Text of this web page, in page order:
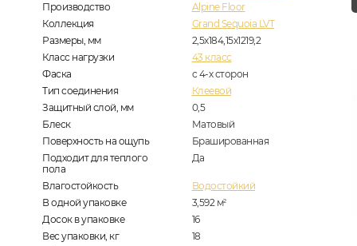
Производство
Alpine Floor
Коллекция
Grand Sequoia LVT
Размеры, мм
2,5х184,15х1219,2
Класс нагрузки
43 класс
Фаска
с 4-х сторон
Тип соединения
Клеевой
Защитный слой, мм
0,5
Блеск
Матовый
Поверхность на ощупь
Брашированная
Подходит для теплого
пола
Да
Влагостойкость
Водостойкий
В одной упаковке
3,592 м2
Досок в упаковке
16
Вес упаковки, кг
18